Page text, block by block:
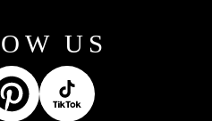
US